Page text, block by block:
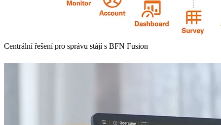
Centrální řešení pro správu stájí s BFN Fusion